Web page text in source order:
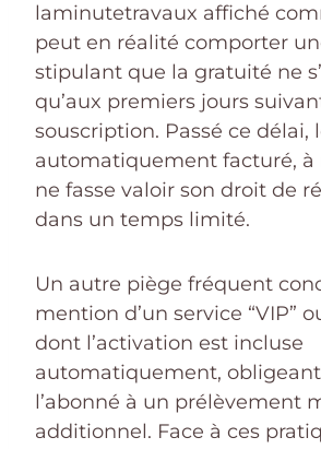
laminutetravaux affiché
peut en réalité comporter
stipulant que la gratuité ne
qu’aux premiers jours
souscription. Passé ce délai,
automatiquement facturé, à
ne fasse valoir son droit de
dans un temps limité.
Un autre piège fréquent
mention d’un service “VIP”
dont l’activation est incluse
automatiquement,
l’abonné à un prélèvement
additionnel. Face à ces